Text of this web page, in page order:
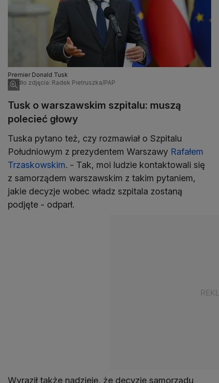
Premier Donald Tusk
Źródło zdjęcia: Radek Pietruszka/PAP
Tusk o warszawskim szpitalu: muszą
polecieć głowy
Tuska pytano też, czy rozmawiał o Szpitalu
Południowym z prezydentem Warszawy Rafałem
Trzaskowskim. - Tak, moi ludzie kontaktowali się
z samorządem warszawskim z takim pytaniem,
jakie decyzje wobec władz szpitala zostaną
podjęte - odparł.
Wyraził także nadzieję, że decyzje samorządu